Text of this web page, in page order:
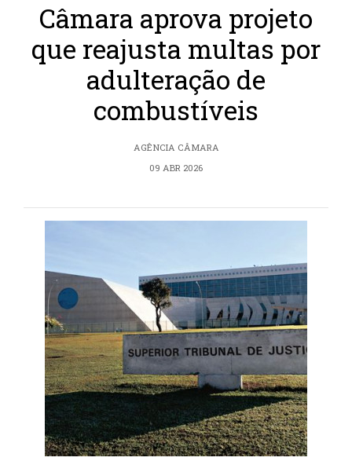
Câmara aprova projeto
que reajusta multas por
adulteração de
combustíveis
AGÊNCIA CÂMARA
09 ABR 2026